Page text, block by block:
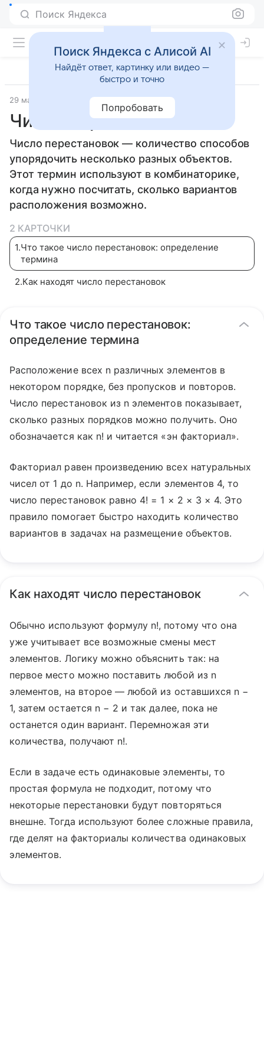
Поиск Яндекса
29 марта 2026 Дети Mail Математика
Число перестановок
Число перестановок — количество способов
упорядочить несколько разных объектов.
Этот термин используют в комбинаторике,
когда нужно посчитать, сколько вариантов
расположения возможно.
2 КАРТОЧКИ
1.Что такое число перестановок: определение
термина
2.Как находят число перестановок
Что такое число перестановок:
определение термина
Расположение всех n различных элементов в
некотором порядке, без пропусков и повторов.
Число перестановок из n элементов показывает,
сколько разных порядков можно получить. Оно
обозначается как n! и читается «эн факториал».
Факториал равен произведению всех натуральных
чисел от 1 до n. Например, если элементов 4, то
число перестановок равно 4! = 1 × 2 × 3 × 4. Это
правило помогает быстро находить количество
вариантов в задачах на размещение объектов.
Как находят число перестановок
Обычно используют формулу n!, потому что она
уже учитывает все возможные смены мест
элементов. Логику можно объяснить так: на
первое место можно поставить любой из n
элементов, на второе — любой из оставшихся n −
1, затем остается n − 2 и так далее, пока не
останется один вариант. Перемножая эти
количества, получают n!.
Если в задаче есть одинаковые элементы, то
простая формула не подходит, потому что
некоторые перестановки будут повторяться
внешне. Тогда используют более сложные правила,
где делят на факториалы количества одинаковых
элементов.
Поиск Яндекса с Алисой AI
Найдёт ответ, картинку или видео —
быстро и точно
Попробовать